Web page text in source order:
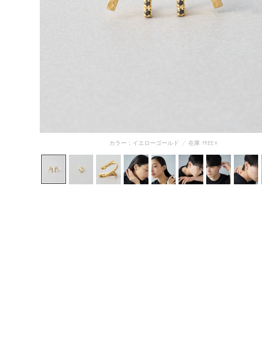
カラー：イエローゴールド / 在庫 FREE:☓